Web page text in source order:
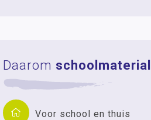
Daarom
Voor school en thuis